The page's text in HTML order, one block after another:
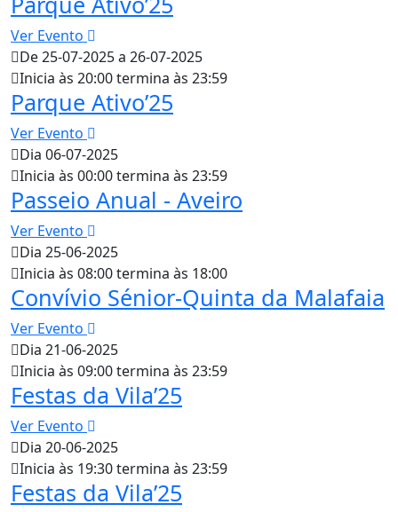
Ver Evento
De 25-07-2025 a 26-07-2025
Inicia às 20:00 termina às 23:59
Parque Ativo’25
Ver Evento
Dia 06-07-2025
Inicia às 00:00 termina às 23:59
Passeio Anual - Aveiro
Ver Evento
Dia 25-06-2025
Inicia às 08:00 termina às 18:00
Convívio Sénior-Quinta da Malafaia
Ver Evento
Dia 21-06-2025
Inicia às 09:00 termina às 23:59
Festas da Vila’25
Ver Evento
Dia 20-06-2025
Inicia às 19:30 termina às 23:59
Festas da Vila’25